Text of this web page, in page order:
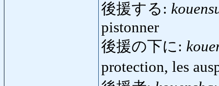
後援する:
pistonner
後援の下に:
protection, les